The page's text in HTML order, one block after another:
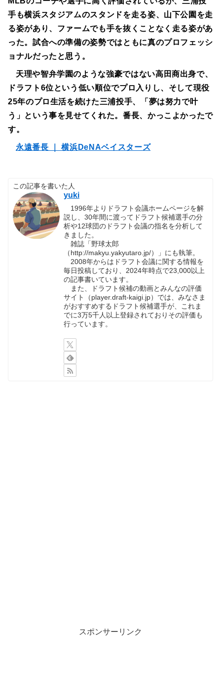
手も横浜スタジアムのスタンドを走る姿、山下公園を走
る姿があり、ファームでも手を抜くことなく走る姿があ
った。試合への準備の姿勢ではともに真のプロフェッシ
ョナルだったと思う。
天理や智弁学園のような強豪ではない高田商出身で、
ドラフト6位という低い順位でプロ入りし、そして現役
25年のプロ生活を続けた三浦投手、「夢は努力で叶
う」という事を見せてくれた。番長、かっこよかったで
す。
永遠番長 ｜ 横浜DeNAベイスターズ
この記事を書いた人
yuki
1996年よりドラフト会議ホームページを解
説し、30年間に渡ってドラフト候補選手の分
析や12球団のドラフト会議の指名を分析して
きました。
雑誌「野球太郎
（http://makyu.yakyutaro.jp/）」にも執筆。
2008年からはドラフト会議に関する情報を
毎日投稿しており、2024年時点で23,000以上
の記事書いています。
また、ドラフト候補の動画とみんなの評価
サイト（player.draft-kaigi.jp）では、みなさま
がおすすめするドラフト候補選手が、これま
でに3万5千人以上登録されておりその評価も
行っています。
スポンサーリンク